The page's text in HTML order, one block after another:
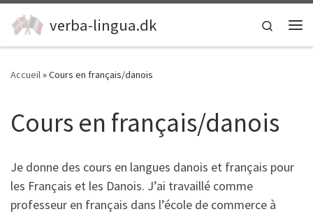
Passer au contenu
verba-lingua.dk
Search
Accueil»Cours en français/danois
Cours en français/danois
Je donne des cours en langues danois et français pour
les Français et les Danois. J’ai travaillé comme
professeur en français dans l’école de commerce à